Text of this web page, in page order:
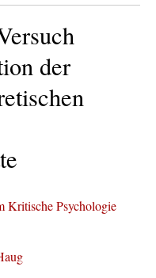
der
Kritische Psychologie